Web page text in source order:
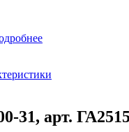
31, арт.